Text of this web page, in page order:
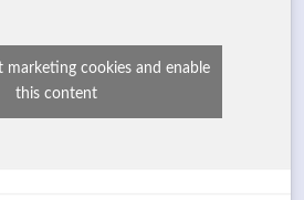
marketing cookies and enable
this content